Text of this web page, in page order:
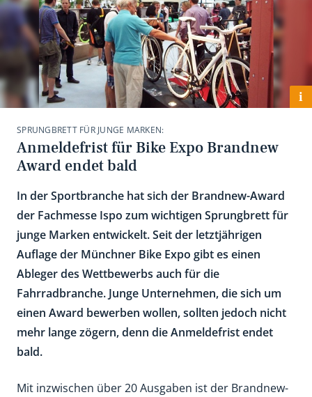
i
SPRUNGBRETT FÜR JUNGE MARKEN:
Anmeldefrist für Bike Expo Brandnew
Award endet bald
In der Sportbranche hat sich der Brandnew-Award
der Fachmesse Ispo zum wichtigen Sprungbrett für
junge Marken entwickelt. Seit der letztjährigen
Auflage der Münchner Bike Expo gibt es einen
Ableger des Wettbewerbs auch für die
Fahrradbranche. Junge Unternehmen, die sich um
einen Award bewerben wollen, sollten jedoch nicht
mehr lange zögern, denn die Anmeldefrist endet
bald.
Mit inzwischen über 20 Ausgaben ist der Brandnew-